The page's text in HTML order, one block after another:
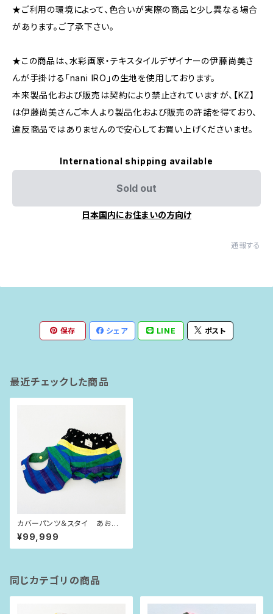
★ご利用の環境によって、色合いが実際の商品と少し異なる場合
があります。ご了承下さい。
★この商品は、水彩画家・テキスタイルデザイナーの伊藤尚美さ
んが手掛ける「nani IRO」の生地を使用しております。
本来製品化および販売は契約により禁止されていますが、【KZ】
は伊藤尚美さんご本人より製品化および販売の許諾を得ており、
違反商品ではありませんので安心してお買い上げくださいませ。
International shipping available
Sold out
日本国内にお住まいの方向け
通報する
保存 シェア LINE ポスト
最近チェックした商品
カバーパンツ＆スタイ あおみ
どりシマシマ（80size）
¥99,999
同じカテゴリの商品